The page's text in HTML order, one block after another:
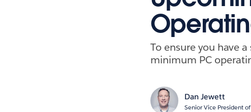
To ensure you have
minimum PC
Dan Jewett
Senior Vice President